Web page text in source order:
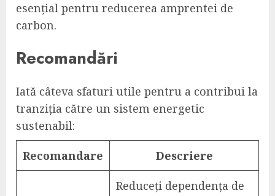
esențial pentru reducerea amprentei de
carbon.
Recomandări
Iată câteva sfaturi utile pentru a contribui la
tranziția către un sistem energetic
sustenabil:
Recomandare Descriere
Reduceți dependența de